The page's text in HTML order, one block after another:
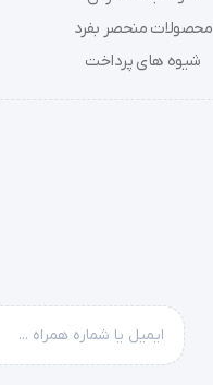
محصولات منحصر بفرد
شیوه های پرداخت